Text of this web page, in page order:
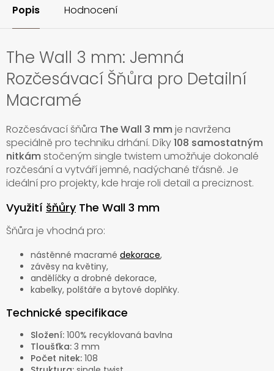
Popis Hodnocení
The Wall 3 mm: Jemná
Rozčesávací Šňůra pro Detailní
Macramé
Rozčesávací šňůra The Wall 3 mm je navržena
speciálně pro techniku drhání. Díky108 samostatným
nitkám stočeným single twistem umožňuje dokonalé
rozčesání a vytváří jemné, nadýchané třásně. Je
ideální pro projekty, kde hraje roli detail a preciznost.
Využití šňůryThe Wall 3 mm
Šňůra je vhodná pro:
nástěnné macramé dekorace,
závěsy na květiny,
andělíčky a drobné dekorace,
kabelky, polštáře a bytové doplňky.
Technické specifikace
Složení: 100% recyklovaná bavlna
Tloušťka: 3 mm
Počet nitek: 108